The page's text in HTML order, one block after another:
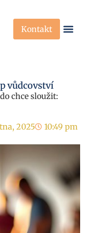
Kontakt
vůdcovství
chce sloužit:
2025
10:49 pm